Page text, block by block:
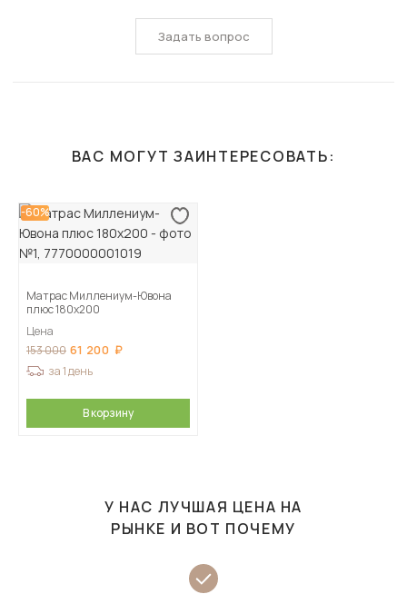
Задать вопрос
ВАС МОГУТ ЗАИНТЕРЕСОВАТЬ:
-60%
Матрас Миллениум-Ювона
плюс 180х200
Цена
153 000 61 200
за 1 день
В корзину
У НАС ЛУЧШАЯ ЦЕНА НА
РЫНКЕ И ВОТ ПОЧЕМУ